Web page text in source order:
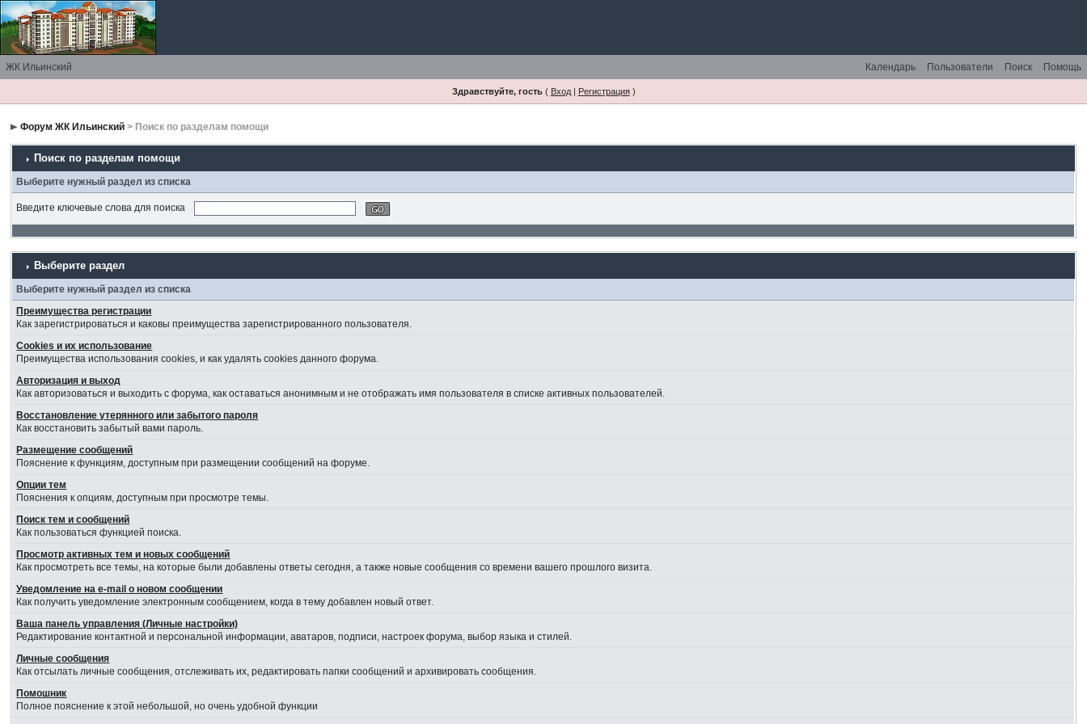
ЖК Ильинский Помощь
Поиск
Пользователи
Календарь
Здравствуйте, гость( Вход| Регистрация)
Форум ЖК Ильинский > Поиск по разделам помощи
Поиск по разделам помощи
Выберите нужный раздел из списка
Введите ключевые слова для поиска
Выберите раздел
Выберите нужный раздел из списка
Преимущества регистрации
Как зарегистрироваться и каковы преимущества зарегистрированного пользователя.
Cookies и их использование
Преимущества использования cookies, и как удалять cookies данного форума.
Авторизация и выход
Как авторизоваться и выходить с форума, как оставаться анонимным и не отображать имя пользователя в списке активных пользователей.
Восстановление утерянного или забытого пароля
Как восстановить забытый вами пароль.
Размещение сообщений
Пояснение к функциям, доступным при размещении сообщений на форуме.
Опции тем
Пояснения к опциям, доступным при просмотре темы.
Поиск тем и сообщений
Как пользоваться функцией поиска.
Просмотр активных тем и новых сообщений
Как просмотреть все темы, на которые были добавлены ответы сегодня, а также новые сообщения со времени вашего прошлого визита.
Уведомление на е-mail о новом сообщении
Как получить уведомление электронным сообщением, когда в тему добавлен новый ответ.
Ваша панель управления (Личные настройки)
Редактирование контактной и персональной информации, аватаров, подписи, настроек форума, выбор языка и стилей.
Личные сообщения
Как отсылать личные сообщения, отслеживать их, редактировать папки сообщений и архивировать сообщения.
Помошник
Полное пояснение к этой небольшой, но очень удобной функции